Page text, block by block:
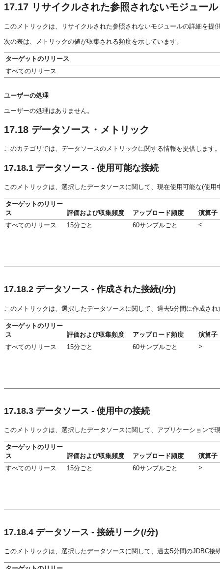
17.17 リサイクルされた参照されないモジュール
このメトリックは、リサイクルされた参照されないモジュールの詳細を提
次の表は、メトリックの値が収集される頻度を示しています。
ターゲットのリリース
すべてのリリース
ユーザーの処理
ユーザーの処理はありません。
17.18 データソース・メトリック
このカテゴリでは、データソースのメトリックに関する情報を提供します
17.18.1 データソース - 使用可能な接続
このメトリックは、選択したデータソースに関して、現在使用可能な(使
ターゲットのリリー
ス
評価および収集頻度 アップロード頻度
演算子
すべてのリリース
15分ごと 60サンプルごと <
17.18.2 データソース - 作成された接続(/分)
このメトリックは、選択したデータソースに関して、過去5分間に作成さ
ターゲットのリリー
ス
評価および収集頻度 アップロード頻度
演算子
すべてのリリース
15分ごと 60サンプルごと >
17.18.3 データソース - 使用中の接続
このメトリックは、選択したデータソースに関して、アプリケーションで
ターゲットのリリー
ス
評価および収集頻度 アップロード頻度
演算子
すべてのリリース
15分ごと 60サンプルごと >
17.18.4 データソース - 接続リーク(/分)
このメトリックは、選択したデータソースに関して、過去5分間のJDBC